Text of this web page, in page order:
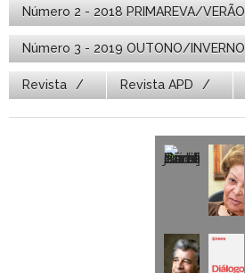
Número 2 - 2018 PRIMAREVA/VERÃO
Número 3 - 2019 OUTONO/INVERNO
Revista Revista APD